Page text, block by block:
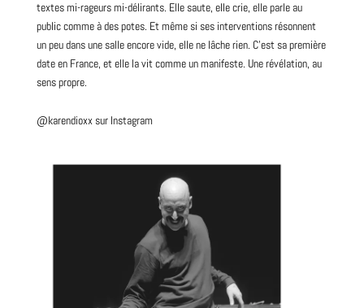
textes mi-rageurs mi-délirants. Elle saute, elle crie, elle parle au
public comme à des potes. Et même si ses interventions résonnent
un peu dans une salle encore vide, elle ne lâche rien. C’est sa première
date en France, et elle la vit comme un manifeste. Une révélation, au
sens propre.
@karendioxxsur Instagram